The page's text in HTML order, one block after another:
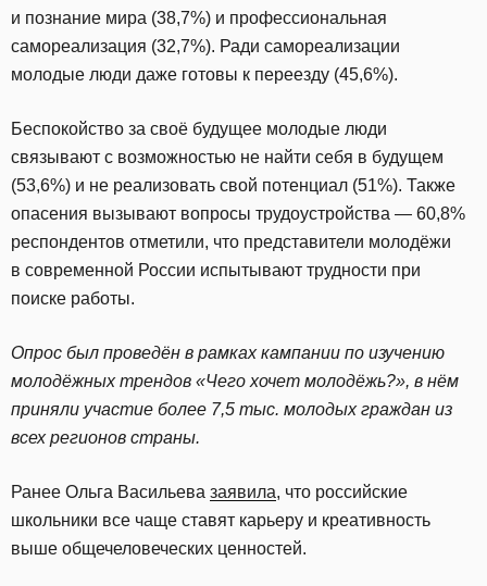
и познание мира (38,7%) и профессиональная
самореализация (32,7%). Ради самореализации
молодые люди даже готовы к переезду (45,6%).
Беспокойство за своё будущее молодые люди
связывают с возможностью не найти себя в будущем
(53,6%) и не реализовать свой потенциал (51%). Также
опасения вызывают вопросы трудоустройства — 60,8%
респондентов отметили, что представители молодёжи
в современной России испытывают трудности при
поиске работы.
Опрос был проведён в рамках кампании по изучению
молодёжных трендов «Чего хочет молодёжь?», в нём
приняли участие более 7,5 тыс. молодых граждан из
всех регионов страны.
Ранее Ольга Васильева заявила, что российские
школьники все чаще ставят карьеру и креативность
выше общечеловеческих ценностей.